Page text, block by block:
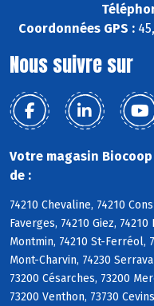
Coordonnées GPS :
Nous suivre sur
Votre magasin
de :
74210 Chevaline, 74210
Faverges, 74210 Giez,
Montmin, 74210 St-Ferréol,
Mont-Charvin, 74230
73200 Césarches, 73200
73200 Venthon, 73730